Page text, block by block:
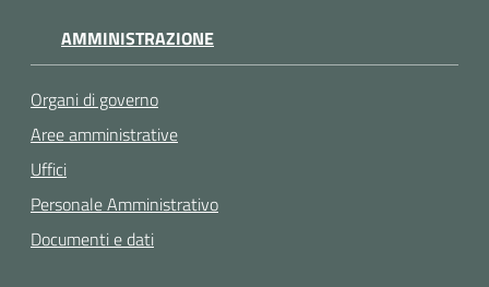
AMMINISTRAZIONE
Organi di governo
Aree amministrative
Uffici
Personale Amministrativo
Documenti e dati